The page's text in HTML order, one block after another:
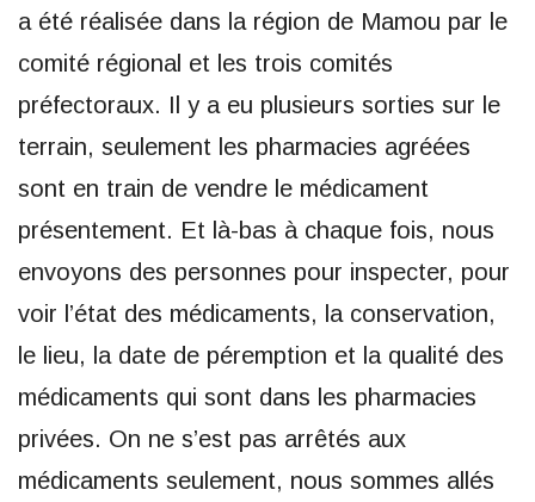
a été réalisée dans la région de Mamou par le
comité régional et les trois comités
préfectoraux. Il y a eu plusieurs sorties sur le
terrain, seulement les pharmacies agréées
sont en train de vendre le médicament
présentement. Et là-bas à chaque fois, nous
envoyons des personnes pour inspecter, pour
voir l’état des médicaments, la conservation,
le lieu, la date de péremption et la qualité des
médicaments qui sont dans les pharmacies
privées. On ne s’est pas arrêtés aux
médicaments seulement, nous sommes allés